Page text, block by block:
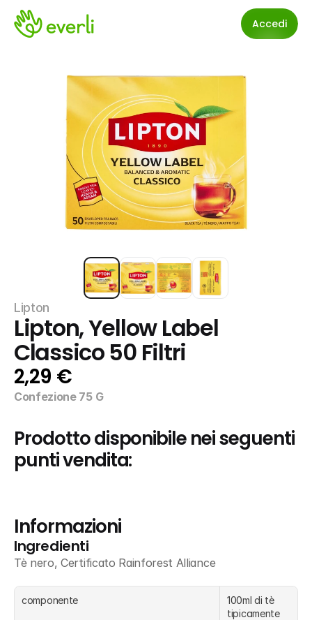
Accedi
Lipton
Lipton, Yellow Label
Classico 50 Filtri
2,29 €
Confezione 75 G
Prodotto disponibile nei seguenti
punti vendita:
Informazioni
Ingredienti
Tè nero, Certificato Rainforest Alliance
componente
100ml di tè
tipicamente